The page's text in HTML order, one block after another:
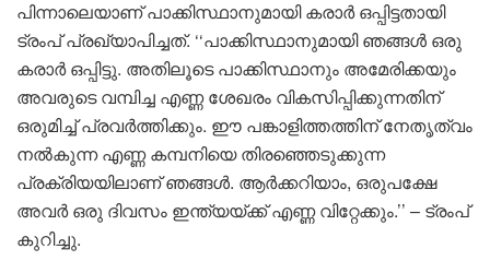
പിന്നാലെയാണ് പാക്കിസ്ഥാനുമായി കരാർ ഒപ്പിട്ടതായി
ട്രംപ് പ്രഖ്യാപിച്ചത്. ‘‘പാക്കിസ്ഥാനുമായി ഞങ്ങൾ ഒരു
കരാർ ഒപ്പിട്ടു. അതിലൂടെ പാക്കിസ്ഥാനും അമേരിക്കയും
അവരുടെ വമ്പിച്ച എണ്ണ ശേഖരം വികസിപ്പിക്കുന്നതിന്
ഒരുമിച്ച് പ്രവർത്തിക്കും. ഈ പങ്കാളിത്തത്തിന് നേതൃത്വം
നൽകുന്ന എണ്ണ കമ്പനിയെ തിരഞ്ഞെടുക്കുന്ന
പ്രക്രിയയിലാണ് ഞങ്ങൾ. ആർക്കറിയാം, ഒരുപക്ഷേ
അവർ ഒരു ദിവസം ഇന്ത്യയ്ക്ക് എണ്ണ വിറ്റേക്കും.’’ – ട്രംപ്
കുറിച്ചു.